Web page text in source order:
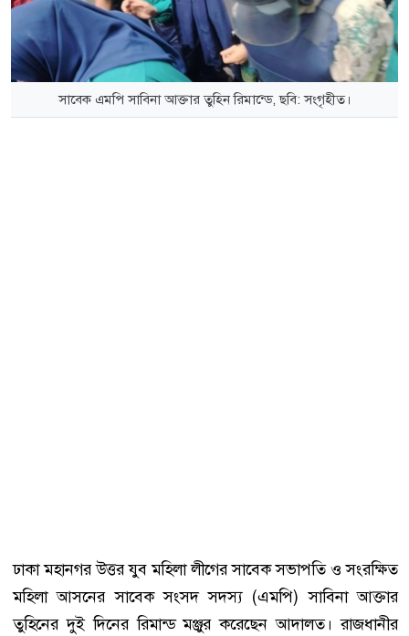
সাবেক এমপি সাবিনা আক্তার তুহিন রিমান্ডে, ছবি: সংগৃহীত।
ঢাকা মহানগর উত্তর যুব মহিলা লীগের সাবেক সভাপতি ও সংরক্ষিত
মহিলা আসনের সাবেক সংসদ সদস্য (এমপি) সাবিনা আক্তার
তুহিনের দুই দিনের রিমান্ড মঞ্জুর করেছেন আদালত। রাজধানীর